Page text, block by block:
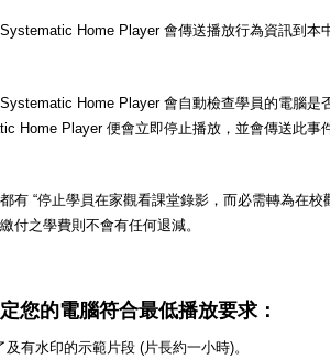
Home Player 會傳送播放行為資訊到本
Home Player 會自動檢查學員的電腦是
Home Player 便會立即停止播放，並會傳送此事
有 “停止學員在家觀看課堂錄影，而必需轉為在
付之學費則不會有任何退減。
您的電腦符合最低播放要求：
及有水印的示範片段 (片長約一小時)。